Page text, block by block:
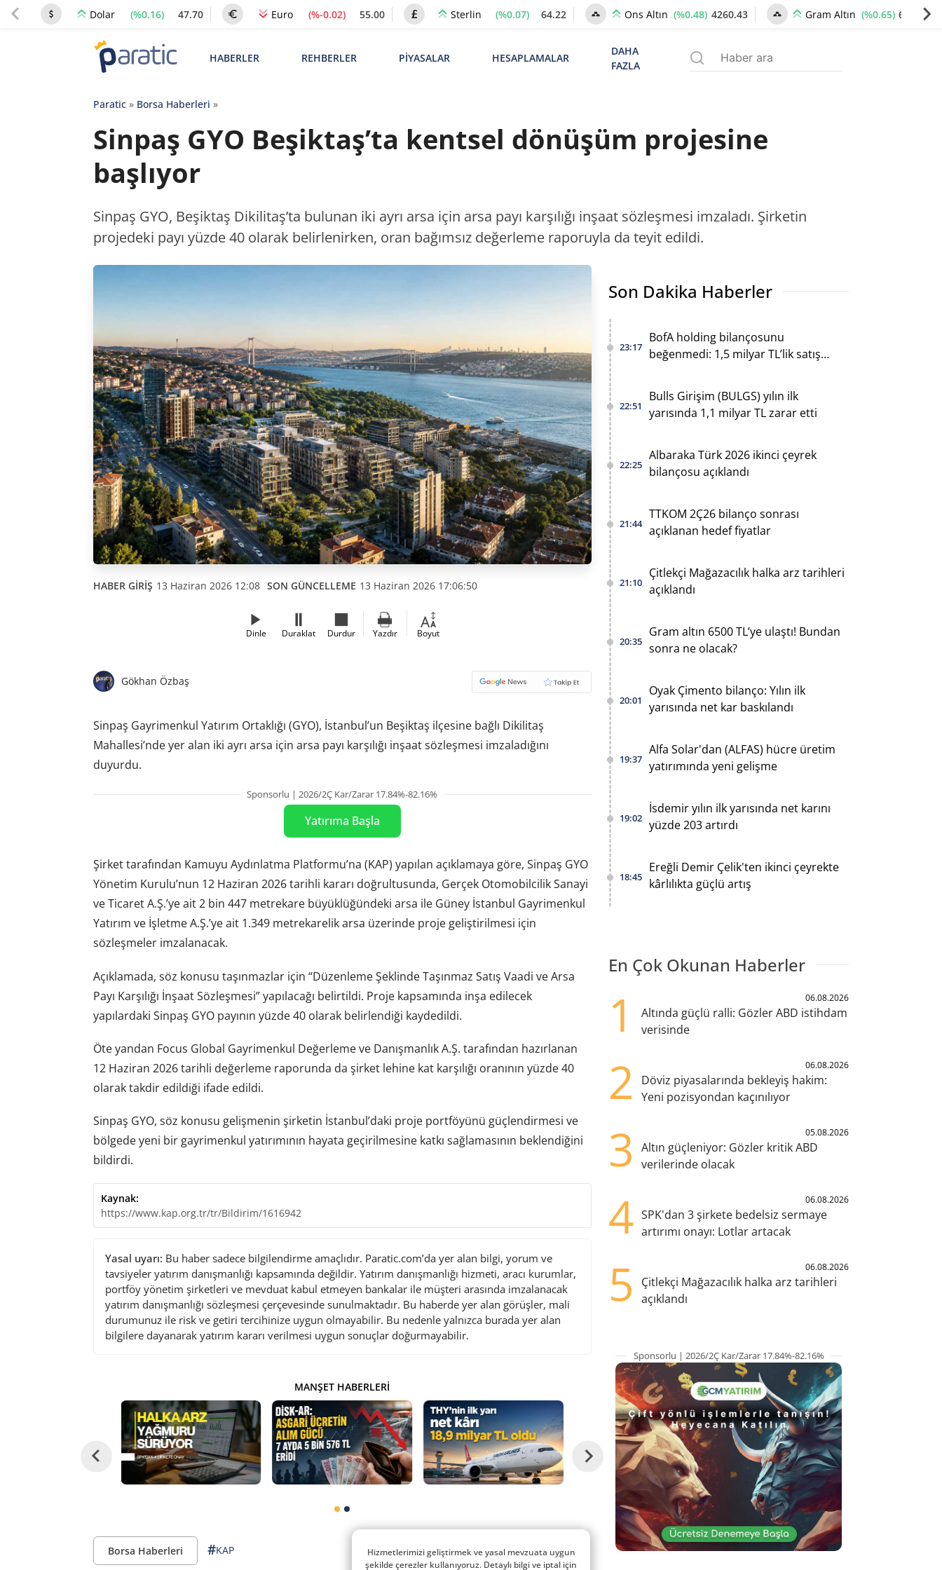
Dolar (%0.16) 47.70 Euro (%-0.02) 55.00 Sterlin (%0.07) 64.22 Ons Altın (%0.48) 4260.43 Gram Altın (%0.65) 6534.62
HABERLER REHBERLER PİYASALAR HESAPLAMALAR
DAHA
FAZLA
Paratic» Borsa Haberleri »
Sinpaş GYO Beşiktaş’ta kentsel dönüşüm projesine
başlıyor
Sinpaş GYO, Beşiktaş Dikilitaş’ta bulunan iki ayrı arsa için arsa payı karşılığı inşaat sözleşmesi imzaladı. Şirketin
projedeki payı yüzde 40 olarak belirlenirken, oran bağımsız değerleme raporuyla da teyit edildi.
HABER GİRİŞ 13 Haziran 2026 12:08 SON GÜNCELLEME 13 Haziran 2026 17:06:50
Dinle Duraklat Durdur Yazdır Boyut
Gökhan Özbaş
Sinpaş Gayrimenkul Yatırım Ortaklığı (GYO), İstanbul’un Beşiktaş ilçesine bağlı Dikilitaş
Mahallesi’nde yer alan iki ayrı arsa için arsa payı karşılığı inşaat sözleşmesi imzaladığını
duyurdu.
Sponsorlu | 2026/2Ç Kar/Zarar 17.84%-82.16%
Yatırıma Başla
Şirket tarafından Kamuyu Aydınlatma Platformu’na (KAP) yapılan açıklamaya göre, Sinpaş GYO
Yönetim Kurulu’nun 12 Haziran 2026 tarihli kararı doğrultusunda, Gerçek Otomobilcilik Sanayi
ve Ticaret A.Ş.’ye ait 2 bin 447 metrekare büyüklüğündeki arsa ile Güney İstanbul Gayrimenkul
Yatırım ve İşletme A.Ş.’ye ait 1.349 metrekarelik arsa üzerinde proje geliştirilmesi için
sözleşmeler imzalanacak.
Açıklamada, söz konusu taşınmazlar için “Düzenleme Şeklinde Taşınmaz Satış Vaadi ve Arsa
Payı Karşılığı İnşaat Sözleşmesi” yapılacağı belirtildi. Proje kapsamında inşa edilecek
yapılardaki Sinpaş GYO payının yüzde 40 olarak belirlendiği kaydedildi.
Öte yandan Focus Global Gayrimenkul Değerleme ve Danışmanlık A.Ş. tarafından hazırlanan
12 Haziran 2026 tarihli değerleme raporunda da şirket lehine kat karşılığı oranının yüzde 40
olarak takdir edildiği ifade edildi.
Sinpaş GYO, söz konusu gelişmenin şirketin İstanbul’daki proje portföyünü güçlendirmesi ve
bölgede yeni bir gayrimenkul yatırımının hayata geçirilmesine katkı sağlamasının beklendiğini
bildirdi.
Kaynak:
https://www.kap.org.tr/tr/Bildirim/1616942
Yasal uyarı: Bu haber sadece bilgilendirme amaçlıdır. Paratic.com’da yer alan bilgi, yorum ve
tavsiyeler yatırım danışmanlığı kapsamında değildir. Yatırım danışmanlığı hizmeti, aracı kurumlar,
portföy yönetim şirketleri ve mevduat kabul etmeyen bankalar ile müşteri arasında imzalanacak
yatırım danışmanlığı sözleşmesi çerçevesinde sunulmaktadır. Bu haberde yer alan görüşler, mali
durumunuz ile risk ve getiri tercihinize uygun olmayabilir. Bu nedenle yalnızca burada yer alan
bilgilere dayanarak yatırım kararı verilmesi uygun sonuçlar doğurmayabilir.
MANŞET HABERLERI
Borsa Haberleri #KAP
Son Dakika Haberler
23:17
BofA holding bilançosunu
beğenmedi: 1,5 milyar TL’lik satış
22:51
Bulls Girişim (BULGS) yılın ilk
yarısında 1,1 milyar TL zarar etti
22:25
Albaraka Türk 2026 ikinci çeyrek
bilançosu açıklandı
21:44
TTKOM 2Ç26 bilanço sonrası
açıklanan hedef fiyatlar
21:10
Çitlekçi Mağazacılık halka arz tarihleri
açıklandı
20:35
Gram altın 6500 TL’ye ulaştı! Bundan
sonra ne olacak?
20:01
Oyak Çimento bilanço: Yılın ilk
yarısında net kar baskılandı
19:37
Alfa Solar'dan (ALFAS) hücre üretim
yatırımında yeni gelişme
19:02
İsdemir yılın ilk yarısında net karını
yüzde 203 artırdı
18:45
Ereğli Demir Çelik'ten ikinci çeyrekte
kârlılıkta güçlü artış
En Çok Okunan Haberler
1 06.08.2026
Altında güçlü ralli: Gözler ABD istihdam
verisinde
2 06.08.2026
Döviz piyasalarında bekleyiş hakim:
Yeni pozisyondan kaçınılıyor
3 05.08.2026
Altın güçleniyor: Gözler kritik ABD
verilerinde olacak
4 06.08.2026
SPK'dan 3 şirkete bedelsiz sermaye
artırımı onayı: Lotlar artacak
5 06.08.2026
Çitlekçi Mağazacılık halka arz tarihleri
açıklandı
Sponsorlu | 2026/2Ç Kar/Zarar 17.84%-82.16%
Hizmetlerimizi geliştirmek ve yasal mevzuata uygun
şekilde çerezler kullanıyoruz. Detaylı bilgi ve iptal için